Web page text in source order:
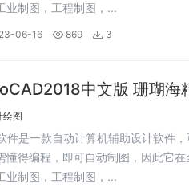
业制图，工程制图，...
06-16 869 3
中文版 珊瑚海
绘图
件是一款自动计算机辅助设计软件
懂得编程，即可自动制图，因此它
业制图，工程制图，...